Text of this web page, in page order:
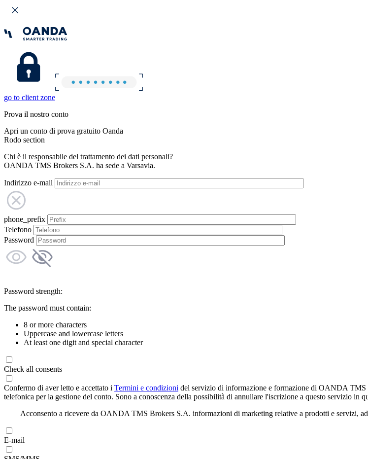
go to client zone
Prova il nostro conto
Apri un conto di prova gratuito Oanda
Rodo section
Chi è il responsabile del trattamento dei dati personali?
OANDA TMS Brokers S.A. ha sede a Varsavia.
Indirizzo e-mail
phone_prefix
Telefono
Password
Password strength:
The password must contain:
8 or more characters
Uppercase and lowercase letters
At least one digit and special character
Check all consents
Confermo di aver letto e accettato i Termini e condizioni del servizio di informazione e formazione di OANDA TMS
telefonica per la gestione del conto. Sono a conoscenza della possibilità di annullare l'iscrizione a questo servizio in
Acconsento a ricevere da OANDA TMS Brokers S.A. informazioni di marketing relative a prodotti e servizi,
E-mail